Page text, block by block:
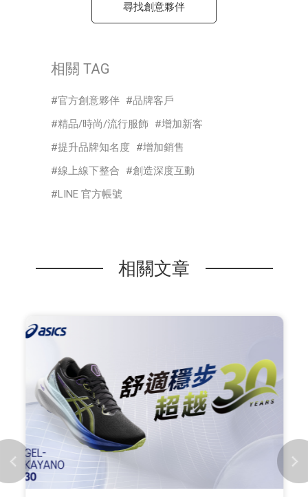
尋找創意夥伴
相關 TAG
官方創意夥伴
品牌客戶
精品/時尚/流行服飾
增加新客
提升品牌知名度
增加銷售
線上線下整合
創造深度互動
LINE 官方帳號
相關文章